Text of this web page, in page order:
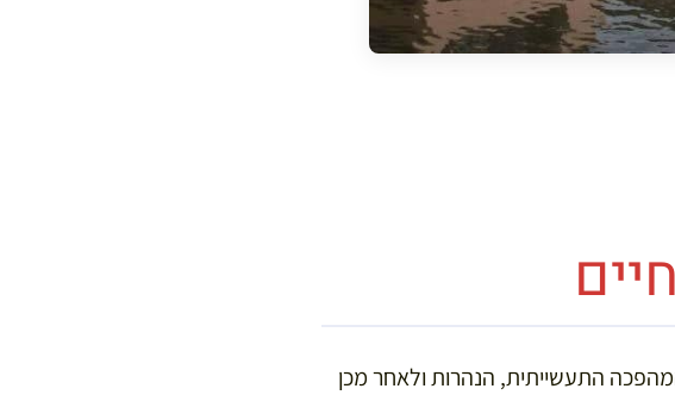
התעשייתית, הנהרות ולאחר מכן